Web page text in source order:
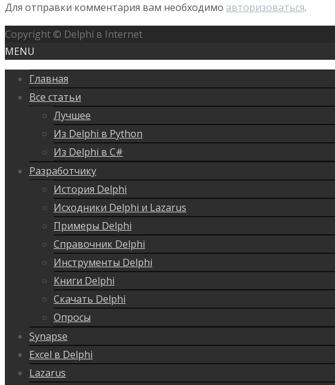
Для отправки комментария вам необходимо авторизоваться.
Copyright © Delphi в Internet
MENU
Главная
Все статьи
Лучшее
Из Delphi в Python
Из Delphi в C#
Разработчику
История Delphi
Исходники Delphi и Lazarus
Примеры Delphi
Справочник Delphi
Инструменты Delphi
Книги Delphi
Скачать Delphi
Опросы
Synapse
Excel в Delphi
Lazarus